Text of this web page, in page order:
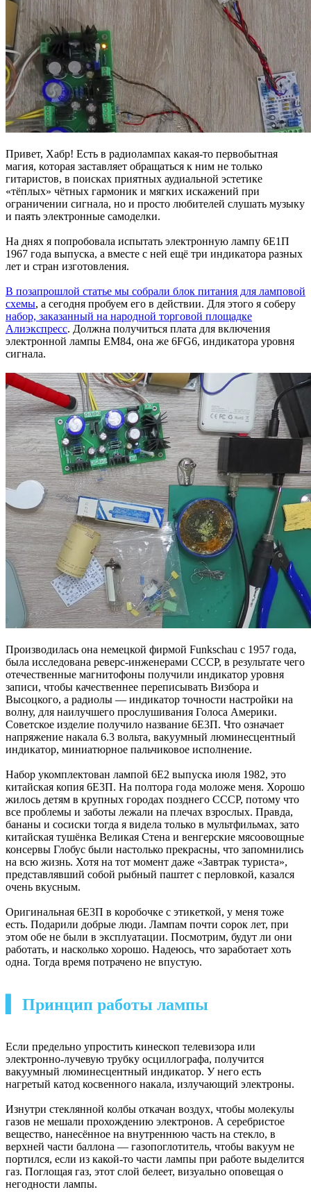
Привет, Хабр! Есть в радиолампах какая-то первобытная
магия, которая заставляет обращаться к ним не только
гитаристов, в поисках приятных аудиальной эстетике
«тёплых» чётных гармоник и мягких искажений при
ограничении сигнала, но и просто любителей слушать музыку
и паять электронные самоделки.
На днях я попробовала испытать электронную лампу 6Е1П
1967 года выпуска, а вместе с ней ещё три индикатора разных
лет и стран изготовления.
В позапрошлой статье мы собрали блок питания для ламповой
схемы, а сегодня пробуем его в действии. Для этого я соберу
набор, заказанный на народной торговой площадке
Алиэкспресс. Должна получиться плата для включения
электронной лампы EM84, она же 6FG6, индикатора уровня
сигнала.
Производилась она немецкой фирмой Funkschau с 1957 года,
была исследована реверс-инженерами СССР, в результате чего
отечественные магнитофоны получили индикатор уровня
записи, чтобы качественнее переписывать Визбора и
Высоцкого, а радиолы — индикатор точности настройки на
волну, для наилучшего прослушивания Голоса Америки.
Советское изделие получило название 6Е3П. Что означает
напряжение накала 6.3 вольта, вакуумный люминесцентный
индикатор, миниатюрное пальчиковое исполнение.
Набор укомплектован лампой 6Е2 выпуска июля 1982, это
китайская копия 6Е3П. На полтора года моложе меня. Хорошо
жилось детям в крупных городах позднего СССР, потому что
все проблемы и заботы лежали на плечах взрослых. Правда,
бананы и сосиски тогда я видела только в мультфильмах, зато
китайская тушёнка Великая Стена и венгерские мясоовощные
консервы Глобус были настолько прекрасны, что запомнились
на всю жизнь. Хотя на тот момент даже «Завтрак туриста»,
представлявший собой рыбный паштет с перловкой, казался
очень вкусным.
Оригинальная 6Е3П в коробочке с этикеткой, у меня тоже
есть. Подарили добрые люди. Лампам почти сорок лет, при
этом обе не были в эксплуатации. Посмотрим, будут ли они
работать, и насколько хорошо. Надеюсь, что заработает хоть
одна. Тогда время потрачено не впустую.
▍ Принцип работы лампы
Если предельно упростить кинескоп телевизора или
электронно-лучевую трубку осциллографа, получится
вакуумный люминесцентный индикатор. У него есть
нагретый катод косвенного накала, излучающий электроны.
Изнутри стеклянной колбы откачан воздух, чтобы молекулы
газов не мешали прохождению электронов. А серебристое
вещество, нанесённое на внутреннюю часть на стекло, в
верхней части баллона — газопоглотитель, чтобы вакуум не
портился, если из какой-то части лампы при работе выделится
газ. Поглощая газ, этот слой белеет, визуально оповещая о
негодности лампы.